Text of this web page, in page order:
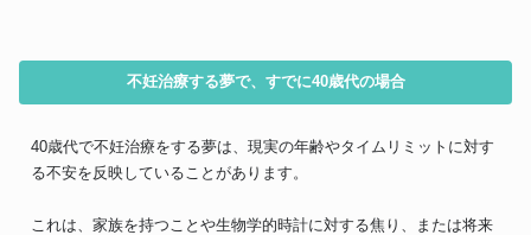
不妊治療する夢で、すでに40歳代の場合
40歳代で不妊治療をする夢は、現実の年齢やタイムリミットに対す
る不安を反映していることがあります。
これは、家族を持つことや生物学的時計に対する焦り、または将来